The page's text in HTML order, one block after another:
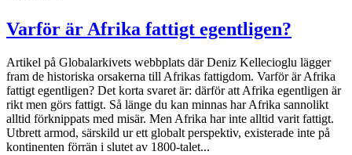
Varför är Afrika fattigt egentligen?
Artikel på Globalarkivets webbplats där Deniz Kellecioglu lägger
fram de historiska orsakerna till Afrikas fattigdom. Varför är Afrika
fattigt egentligen? Det korta svaret är: därför att Afrika egentligen är
rikt men görs fattigt. Så länge du kan minnas har Afrika sannolikt
alltid förknippats med misär. Men Afrika har inte alltid varit fattigt.
Utbrett armod, särskild ur ett globalt perspektiv, existerade inte på
kontinenten förrän i slutet av 1800-talet...